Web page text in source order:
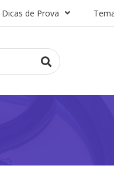
Dicas de Prova